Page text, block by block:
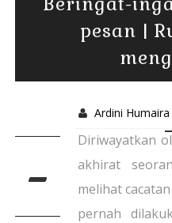
pesan |
Ardini Humaira
-
Diriwayatkan
akhirat
melihat
pernah